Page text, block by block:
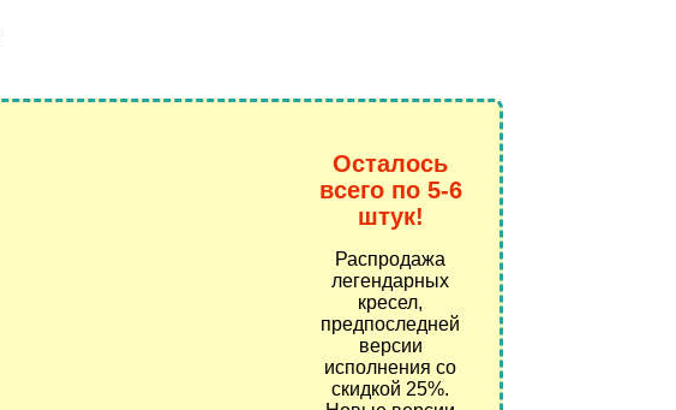
Осталось
всего по 5-6
штук!
Распродажа
легендарных
кресел,
предпоследней
версии
исполнения со
скидкой 25%.